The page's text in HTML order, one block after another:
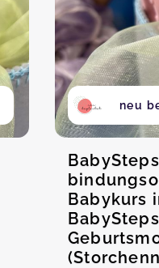
neu
Babykurs